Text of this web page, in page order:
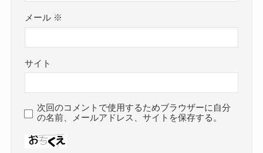
メール ※
サイト
次回のコメントで使用するためブラウザーに自分
の名前、メールアドレス、サイトを保存する。